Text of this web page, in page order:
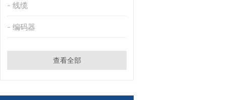
线缆
编码器
查看全部